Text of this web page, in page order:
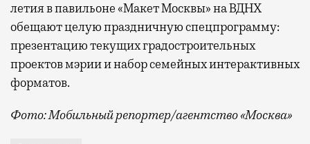
летия в павильоне «Макет Москвы» на ВДНХ
обещают целую праздничную спецпрограмму:
презентацию текущих градостроительных
проектов мэрии и набор семейных интерактивных
форматов.
Фото: Мобильный репортер/агентство «Москва»